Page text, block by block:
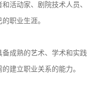
活动家、剧院技术人员、
职业生涯。
成熟的艺术、学术和实践
建立职业关系的能力。